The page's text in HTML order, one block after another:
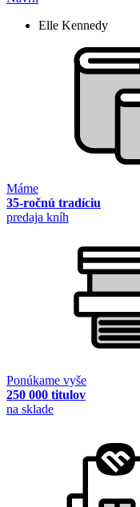
Elle Kennedy
Máme
35-ročnú tradíciu
predaja kníh
Ponúkame vyše
250 000 titulov
na sklade